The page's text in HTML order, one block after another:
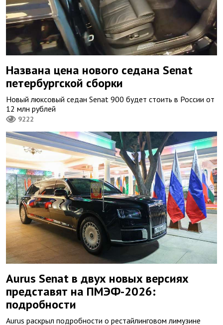
Названа цена нового седана Senat
петербургской сборки
Новый люксовый седан Senat 900 будет стоить в России от
12 млн рублей
9222
Aurus Senat в двух новых версиях
представят на ПМЭФ-2026:
подробности
Aurus раскрыл подробности о рестайлинговом лимузине